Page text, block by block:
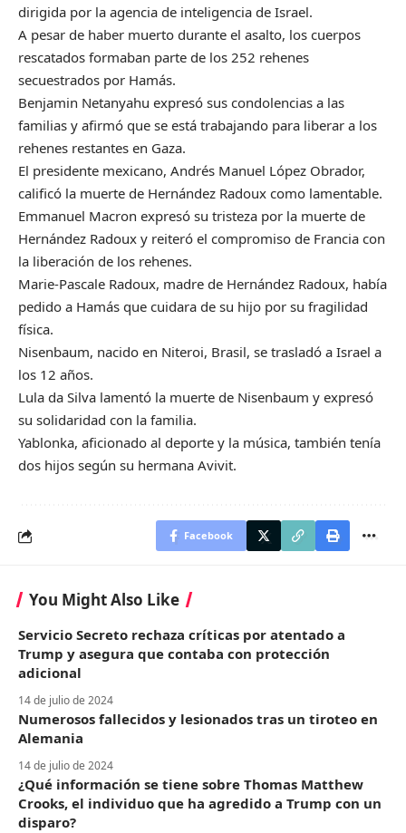
dirigida por la agencia de inteligencia de Israel.
A pesar de haber muerto durante el asalto, los cuerpos
rescatados formaban parte de los 252 rehenes
secuestrados por Hamás.
Benjamin Netanyahu expresó sus condolencias a las
familias y afirmó que se está trabajando para liberar a los
rehenes restantes en Gaza.
El presidente mexicano, Andrés Manuel López Obrador,
calificó la muerte de Hernández Radoux como lamentable.
Emmanuel Macron expresó su tristeza por la muerte de
Hernández Radoux y reiteró el compromiso de Francia con
la liberación de los rehenes.
Marie-Pascale Radoux, madre de Hernández Radoux, había
pedido a Hamás que cuidara de su hijo por su fragilidad
física.
Nisenbaum, nacido en Niteroi, Brasil, se trasladó a Israel a
los 12 años.
Lula da Silva lamentó la muerte de Nisenbaum y expresó
su solidaridad con la familia.
Yablonka, aficionado al deporte y la música, también tenía
dos hijos según su hermana Avivit.
Facebook
You Might Also Like
Servicio Secreto rechaza críticas por atentado a
Trump y asegura que contaba con protección
adicional
14 de julio de 2024
Numerosos fallecidos y lesionados tras un tiroteo en
Alemania
14 de julio de 2024
¿Qué información se tiene sobre Thomas Matthew
Crooks, el individuo que ha agredido a Trump con un
disparo?